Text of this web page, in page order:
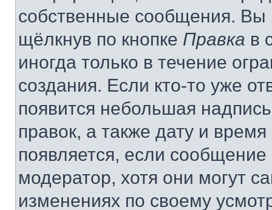
собственные сообщения. Вы
щёлкнув по кнопке Правка в
иногда только в течение
создания. Если кто-то уже
появится небольшая
правок, а также дату и
появляется, если
модератор, хотя они могут
изменениях по своему